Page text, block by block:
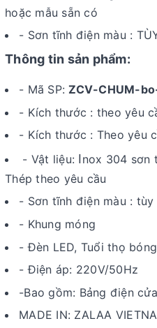
hoặc mẫu sẵn có
- Sơn tĩnh điện màu :
Thông tin sản phẩm:
- Mã SP:ZCV-CHUM-
- Kích thước : theo yêu
- Kích thước : Theo yêu
- Vật liệu: Inox 304 sơn
Thép theo yêu cầu
- Sơn tĩnh điện màu :
- Khung móng
- Đèn LED, Tuổi thọ
-Điện áp: 220V/50Hz
-Bao gồm: Bảng điện
MADE IN: ZALAA